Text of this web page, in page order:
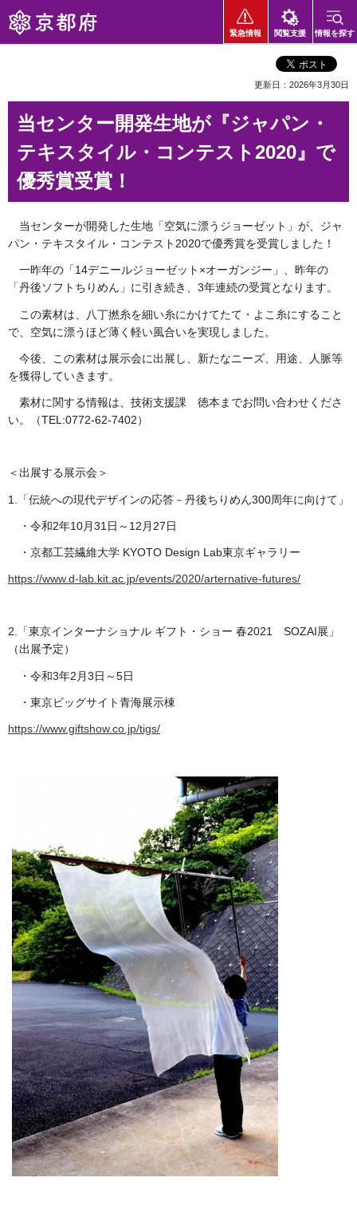
京都府
緊急情報 閲覧支援 情報を探す
更新日：2026年3月30日
当センター開発生地が『ジャパン・
テキスタイル・コンテスト2020』で
優秀賞受賞！
当センターが開発した生地「空気に漂うジョーゼット」が、ジャ
パン・テキスタイル・コンテスト2020で優秀賞を受賞しました！
一昨年の「14デニールジョーゼット×オーガンジー」、昨年の
「丹後ソフトちりめん」に引き続き、3年連続の受賞となります。
この素材は、八丁撚糸を細い糸にかけてたて・よこ糸にすること
で、空気に漂うほど薄く軽い風合いを実現しました。
今後、この素材は展示会に出展し、新たなニーズ、用途、人脈等
を獲得していきます。
素材に関する情報は、技術支援課 徳本までお問い合わせくださ
い。（TEL:0772-62-7402）
＜出展する展示会＞
1.「伝統への現代デザインの応答－丹後ちりめん300周年に向けて」
・令和2年10月31日～12月27日
・京都工芸繊維大学 KYOTO Design Lab東京ギャラリー
https://www.d-lab.kit.ac.jp/events/2020/arternative-futures/
2.「東京インターナショナル ギフト・ショー 春2021 SOZAI展」
（出展予定）
・令和3年2月3日～5日
・東京ビッグサイト青海展示棟
https://www.giftshow.co.jp/tigs/